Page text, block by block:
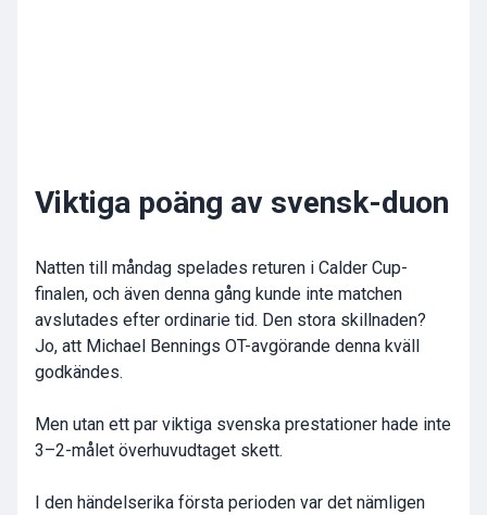
Viktiga poäng av svensk-duon
Natten till måndag spelades returen i Calder Cup-
finalen, och även denna gång kunde inte matchen
avslutades efter ordinarie tid. Den stora skillnaden?
Jo, att Michael Bennings OT-avgörande denna kväll
godkändes.
Men utan ett par viktiga svenska prestationer hade inte
3–2-målet överhuvudtaget skett.
I den händelserika första perioden var det nämligen